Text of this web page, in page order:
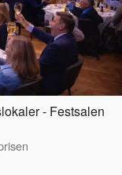
- Festsalen